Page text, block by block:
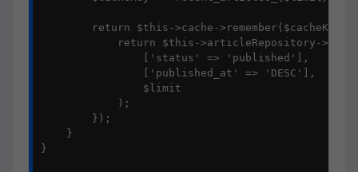
return $this->cache->remember($cacheKey,
return $this->articleRepository-
                ['status' => 'published'],
                ['published_at' => 'DESC'],
                $limit
            );
        });
    }
}